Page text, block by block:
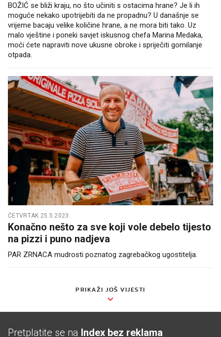
BOŽIĆ se bliži kraju, no što učiniti s ostacima hrane? Je li ih
moguće nekako upotrijebiti da ne propadnu? U današnje se
vrijeme bacaju velike količine hrane, a ne mora biti tako. Uz
malo vještine i poneki savjet iskusnog chefa Marina Medaka,
moći ćete napraviti nove ukusne obroke i spriječiti gomilanje
otpada.
ČETVRTAK 25.5.2023.
Konačno nešto za sve koji vole debelo tijesto
na pizzi i puno nadjeva
PAR ZRNACA mudrosti poznatog zagrebačkog ugostitelja.
PRIKAŽI JOŠ VIJESTI
Pretplatite se na Index bez reklama